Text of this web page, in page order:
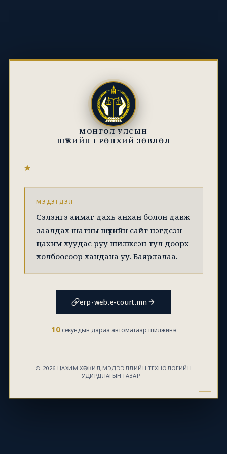
МОНГОЛ УЛСЫН
ШҮҮХИЙН ЕРӨНХИЙ ЗӨВЛӨЛ
МЭДЭГДЭЛ
Сэлэнгэ аймаг дахь анхан болон давж
заалдах шатны шүүхийн сайт нэгдсэн
цахим хуудас руу шилжсэн тул доорх
холбоосоор хандана уу. Баярлалаа.
erp-web.e-court.mn
10секундын дараа автоматаар шилжинэ
© 2026 ЦАХИМ ХӨГЖИЛ,МЭДЭЭЛЛИЙН ТЕХНОЛОГИЙН
УДИРДЛАГЫН ГАЗАР